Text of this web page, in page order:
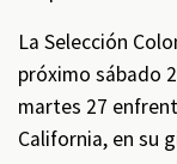
La Selección
próximo sábado
martes 27
California, en su